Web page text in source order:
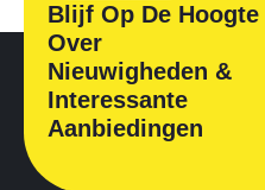
Blijf Op De Hoogte
Over
Nieuwigheden &
Interessante
Aanbiedingen